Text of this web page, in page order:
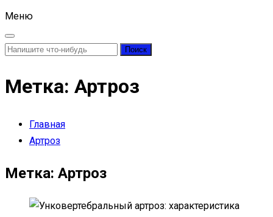
Меню
Найти:
Метка: Артроз
Главная
Артроз
Метка: Артроз